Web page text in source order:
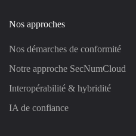
Nos approches
Nos démarches de conformité
Notre approche SecNumCloud
Interopérabilité & hybridité
IA de confiance